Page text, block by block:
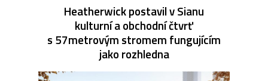
Heatherwick postavil v Sianu
kulturní a obchodní čtvrť
s 57metrovým stromem fungujícím
jako rozhledna